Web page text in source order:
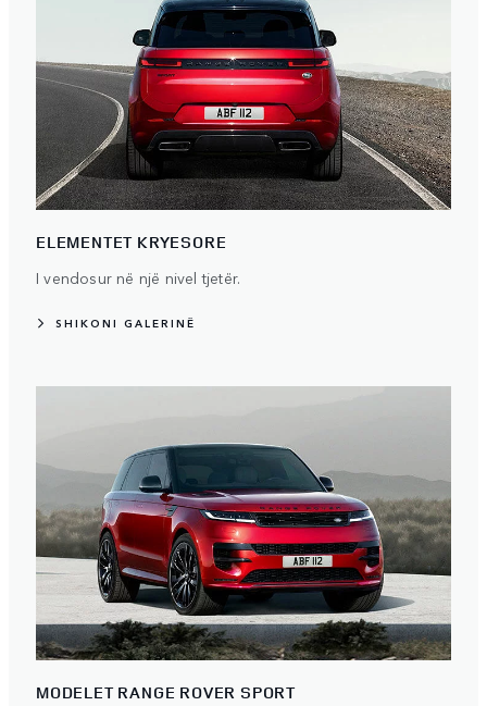
ELEMENTET KRYESORE
I vendosur në një nivel tjetër.
SHIKONI GALERINË
MODELET RANGE ROVER SPORT